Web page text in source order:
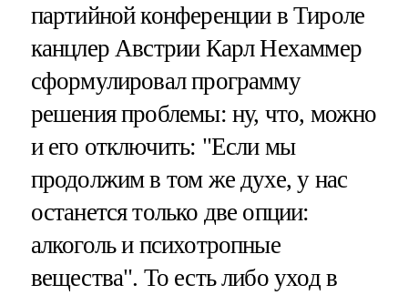
партийной конференции в Тироле
канцлер Австрии Карл Нехаммер
сформулировал программу
решения проблемы: ну, что, можно
и его отключить: "Если мы
продолжим в том же духе, у нас
останется только две опции:
алкоголь и психотропные
вещества". То есть либо уход в